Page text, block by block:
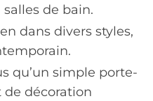
de bain.
dans divers styles,
qu’un simple porte-
décoration